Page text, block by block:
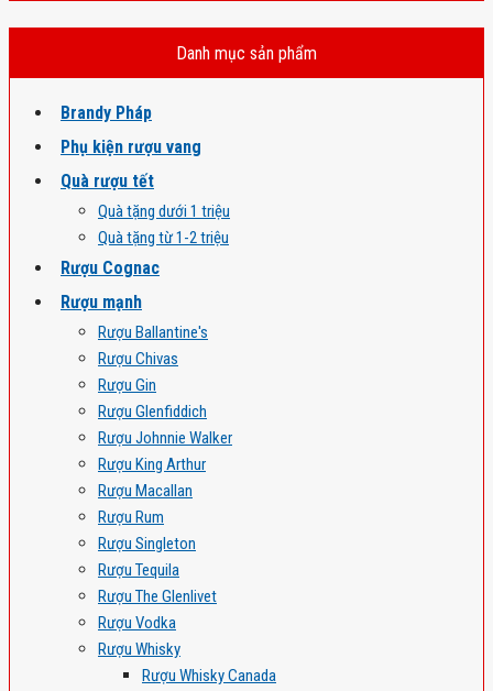
Danh mục sản phẩm
Brandy Pháp
Phụ kiện rượu vang
Quà rượu tết
Quà tặng dưới 1 triệu
Quà tặng từ 1-2 triệu
Rượu Cognac
Rượu mạnh
Rượu Ballantine's
Rượu Chivas
Rượu Gin
Rượu Glenfiddich
Rượu Johnnie Walker
Rượu King Arthur
Rượu Macallan
Rượu Rum
Rượu Singleton
Rượu Tequila
Rượu The Glenlivet
Rượu Vodka
Rượu Whisky
Rượu Whisky Canada